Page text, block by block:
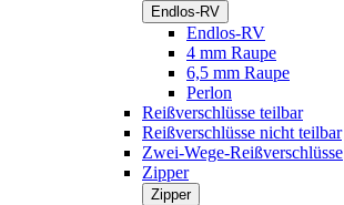
Endlos-RV
Endlos-RV
4 mm Raupe
6,5 mm Raupe
Perlon
Reißverschlüsse teilbar
Reißverschlüsse nicht teilbar
Zwei-Wege-Reißverschlüsse
Zipper
Zipper